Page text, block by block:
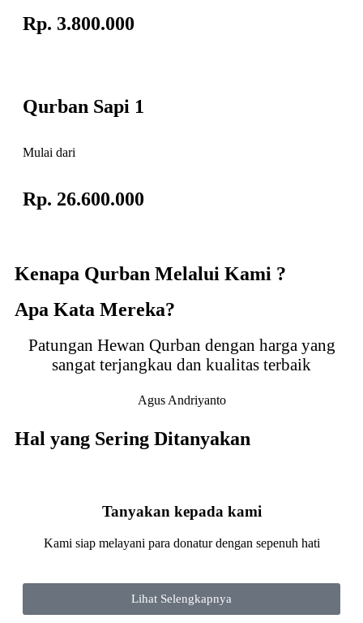
Rp. 3.800.000
Qurban Sapi 1
Mulai dari
Rp. 26.600.000
Kenapa Qurban Melalui Kami ?
Apa Kata Mereka?
Patungan Hewan Qurban dengan harga yang
sangat terjangkau dan kualitas terbaik
Agus Andriyanto
Hal yang Sering Ditanyakan
Tanyakan kepada kami
Kami siap melayani para donatur dengan sepenuh hati
Lihat Selengkapnya